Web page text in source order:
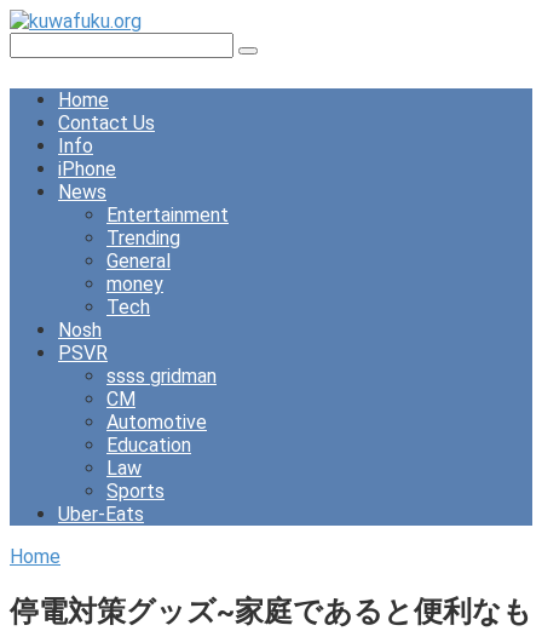
Skip
content
Home
Contact Us
Info
iPhone
News
Entertainment
Trending
General
money
Tech
Nosh
PSVR
ssss gridman
CM
Automotive
Education
Law
Sports
Uber-Eats
Home
停電対策グッズ~家庭であると便利なも